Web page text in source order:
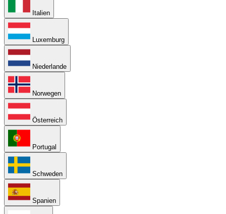
Italien
Luxemburg
Niederlande
Norwegen
Österreich
Portugal
Schweden
Spanien